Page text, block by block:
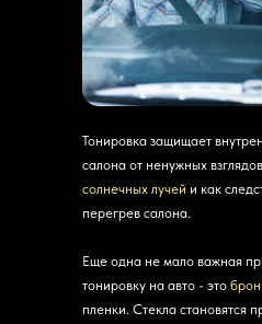
Тонировка защищает
салона от ненужных
солнечных лучей и как
перегрев салона.
Еще одна не мало важная
тонировку на авто - это
пленки. Стекла становятся